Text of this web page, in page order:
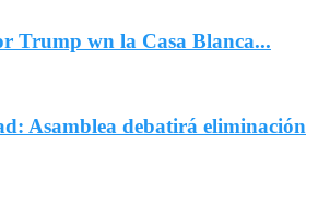
Trump wn la Casa Blanca...
Asamblea debatirá eliminación